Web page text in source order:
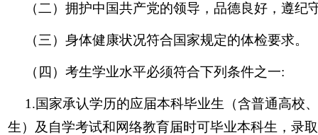
（二）拥护中国共产党的领导，品德良好，遵纪
（三）身体健康状况符合国家规定的体检要求。
（四）考生学业水平必须符合下列条件之一:
1.国家承认学历的应届本科毕业生（含普通高校
生）及自学考试和网络教育届时可毕业本科生，录